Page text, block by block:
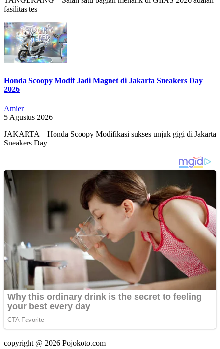
fasilitas tes
Honda Scoopy Modif Jadi Magnet di Jakarta Sneakers Day
2026
Amier
5 Agustus 2026
JAKARTA – Honda Scoopy Modifikasi sukses unjuk gigi di Jakarta
Sneakers Day
copyright @ 2026 Pojokoto.com